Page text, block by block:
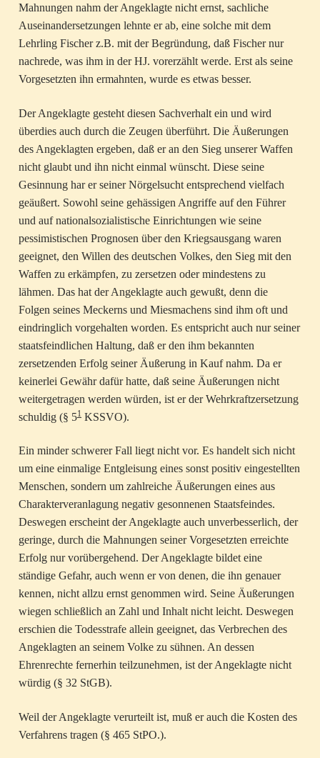
Mahnungen nahm der Angeklagte nicht ernst, sachliche
Auseinandersetzungen lehnte er ab, eine solche mit dem
Lehrling Fischer z.B. mit der Begründung, daß Fischer nur
nachrede, was ihm in der HJ. vorerzählt werde. Erst als seine
Vorgesetzten ihn ermahnten, wurde es etwas besser.
Der Angeklagte gesteht diesen Sachverhalt ein und wird
überdies auch durch die Zeugen überführt. Die Äußerungen
des Angeklagten ergeben, daß er an den Sieg unserer Waffen
nicht glaubt und ihn nicht einmal wünscht. Diese seine
Gesinnung har er seiner Nörgelsucht entsprechend vielfach
geäußert. Sowohl seine gehässigen Angriffe auf den Führer
und auf nationalsozialistische Einrichtungen wie seine
pessimistischen Prognosen über den Kriegsausgang waren
geeignet, den Willen des deutschen Volkes, den Sieg mit den
Waffen zu erkämpfen, zu zersetzen oder mindestens zu
lähmen. Das hat der Angeklagte auch gewußt, denn die
Folgen seines Meckerns und Miesmachens sind ihm oft und
eindringlich vorgehalten worden. Es entspricht auch nur seiner
staatsfeindlichen Haltung, daß er den ihm bekannten
zersetzenden Erfolg seiner Äußerung in Kauf nahm. Da er
keinerlei Gewähr dafür hatte, daß seine Äußerungen nicht
weitergetragen werden würden, ist er der Wehrkraftzersetzung
schuldig (§ 51 KSSVO).
Ein minder schwerer Fall liegt nicht vor. Es handelt sich nicht
um eine einmalige Entgleisung eines sonst positiv eingestellten
Menschen, sondern um zahlreiche Äußerungen eines aus
Charakterveranlagung negativ gesonnenen Staatsfeindes.
Deswegen erscheint der Angeklagte auch unverbesserlich, der
geringe, durch die Mahnungen seiner Vorgesetzten erreichte
Erfolg nur vorübergehend. Der Angeklagte bildet eine
ständige Gefahr, auch wenn er von denen, die ihn genauer
kennen, nicht allzu ernst genommen wird. Seine Äußerungen
wiegen schließlich an Zahl und Inhalt nicht leicht. Deswegen
erschien die Todesstrafe allein geeignet, das Verbrechen des
Angeklagten an seinem Volke zu sühnen. An dessen
Ehrenrechte fernerhin teilzunehmen, ist der Angeklagte nicht
würdig (§ 32 StGB).
Weil der Angeklagte verurteilt ist, muß er auch die Kosten des
Verfahrens tragen (§ 465 StPO.).